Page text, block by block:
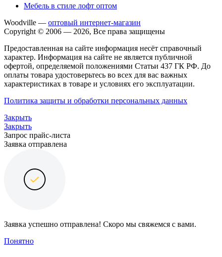
Мебель в стиле лофт оптом
Woodville — оптовый интернет-магазин
Copyright © 2006 — 2026, Все права защищены
Предоставленная на сайте информация несёт справочный
характер. Информация на сайте не является публичной
офертой, определяемой положениями Статьи 437 ГК РФ. До
оплаты товара удостоверьтесь во всех для вас важных
характеристиках в товаре и условиях его эксплуатации.
Политика защиты и обработки персональных данных
Закрыть
Закрыть
Запрос прайс-листа
Заявка отправлена
Заявка успешно отправлена! Скоро мы свяжемся с вами.
Понятно